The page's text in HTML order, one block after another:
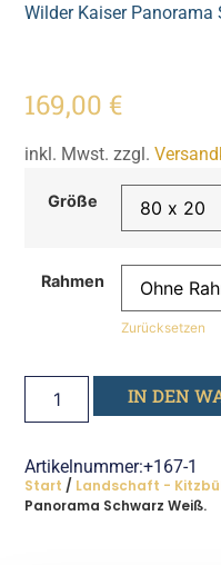
Wilder Kaiser Panorama
169,00€
inkl. Mwst. zzgl.
Größe
Rahmen
Zurücksetzen
IN DEN
Artikelnummer:+167-1
Start / Landschaft -
Panorama Schwarz Weiß.